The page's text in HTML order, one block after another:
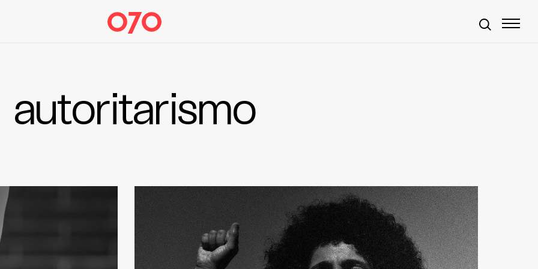
autoritarismo